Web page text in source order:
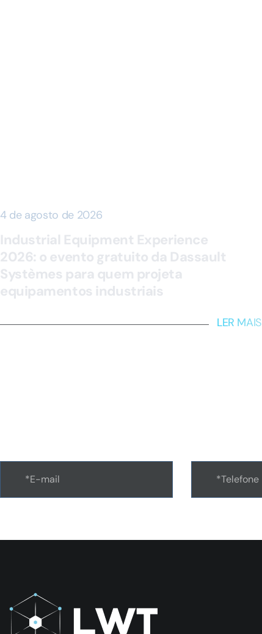
4 de agosto de 2026
Industrial Equipment Experience
2026: o evento gratuito da Dassault
Systèmes para quem projeta
equipamentos industriais
LER MAIS